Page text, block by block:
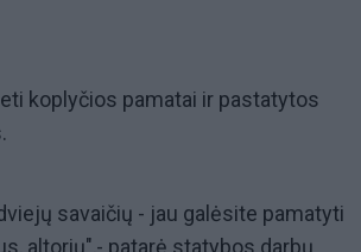
koplyčios pamatai ir pastatytos
savaičių - jau galėsite pamatyti